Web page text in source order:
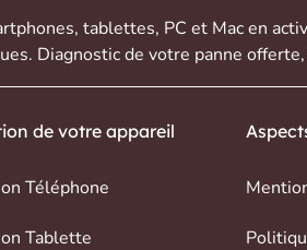
, tablettes, PC et Macen
Diagnostic de votre panne offerte,
de votre appareil
Téléphone
Tablette